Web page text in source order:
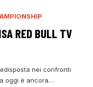
RED BULL TV
nei confronti
oggi è ancora…